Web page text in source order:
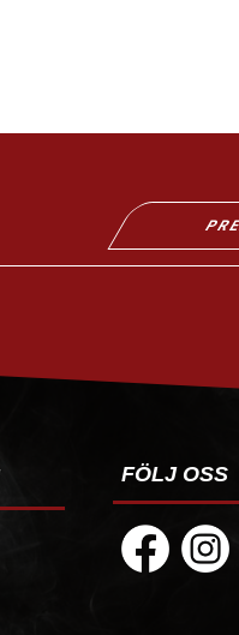
FÖLJ OSS